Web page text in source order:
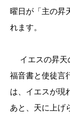
曜日が「主の昇
れます。
イエスの昇
福音書と使徒言
は、イエスが現
あと、天に上げ